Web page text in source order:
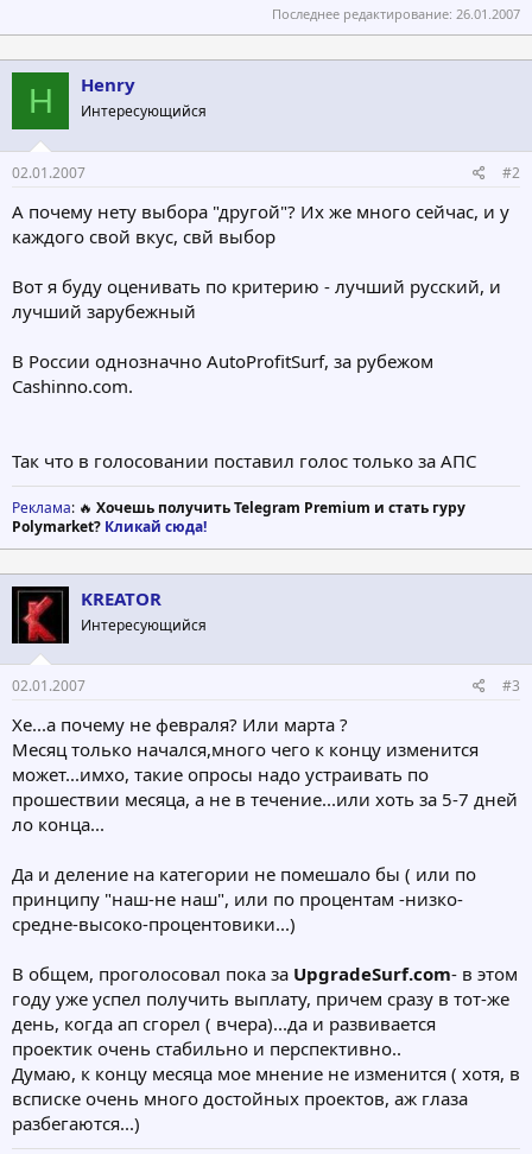
Последнее редактирование: 26.01.2007
H Henry
Интересующийся
02.01.2007 #2
А почему нету выбора "другой"? Их же много сейчас, и у
каждого свой вкус, свй выбор
Вот я буду оценивать по критерию - лучший русский, и
лучший зарубежный
В России однозначно AutoProfitSurf, за рубежом
Cashinno.com.
Так что в голосовании поставил голос только за АПС
Реклама: 🔥 Хочешь получить Telegram Premium и стать гуру
Polymarket? Кликай сюда!
KREATOR
Интересующийся
02.01.2007 #3
Хе...а почему не февраля? Или марта ?
Месяц только начался,много чего к концу изменится
может...имхо, такие опросы надо устраивать по
прошествии месяца, а не в течение...или хоть за 5-7 дней
ло конца...
Да и деление на категории не помешало бы ( или по
принципу "наш-не наш", или по процентам -низко-
средне-высоко-процентовики...)
В общем, проголосовал пока за UpgradeSurf.com- в этом
году уже успел получить выплату, причем сразу в тот-же
день, когда ап сгорел ( вчера)...да и развивается
проектик очень стабильно и перспективно..
Думаю, к концу месяца мое мнение не изменится ( хотя, в
всписке очень много достойных проектов, аж глаза
разбегаются...)